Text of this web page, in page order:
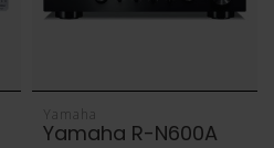
Yamaha
Yamaha R-N600A